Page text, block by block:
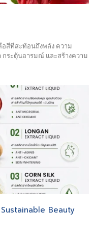
สีที่สะท้อนถึงพลัง ความ
ระตุ้นอารมณ์ และสร้างความ
Beauty